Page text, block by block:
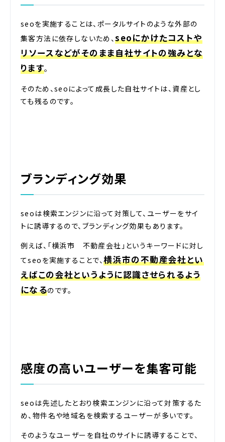
seoを実施することは、ポータルサイトのような外部の
集客方法に依存しないため、seoにかけたコストや
リソースなどがそのまま自社サイトの強みとな
ります。
そのため、seoによって成長した自社サイトは、資産とし
ても残るのです。
ブランディング効果
seoは検索エンジンに沿って対策して、ユーザーをサイ
トに誘導するので、ブランディング効果もあります。
例えば、「横浜市 不動産会社」というキーワードに対し
てseoを実施することで、横浜市の不動産会社とい
えばこの会社というように認識させられるよう
になるのです。
感度の高いユーザーを集客可能
seoは先述したとおり検索エンジンに沿って対策するた
め、物件名や地域名を検索するユーザーが多いです。
そのようなユーザーを自社のサイトに誘導することで、